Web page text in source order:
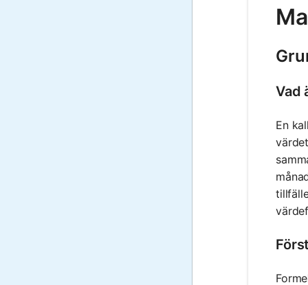
Vad
En